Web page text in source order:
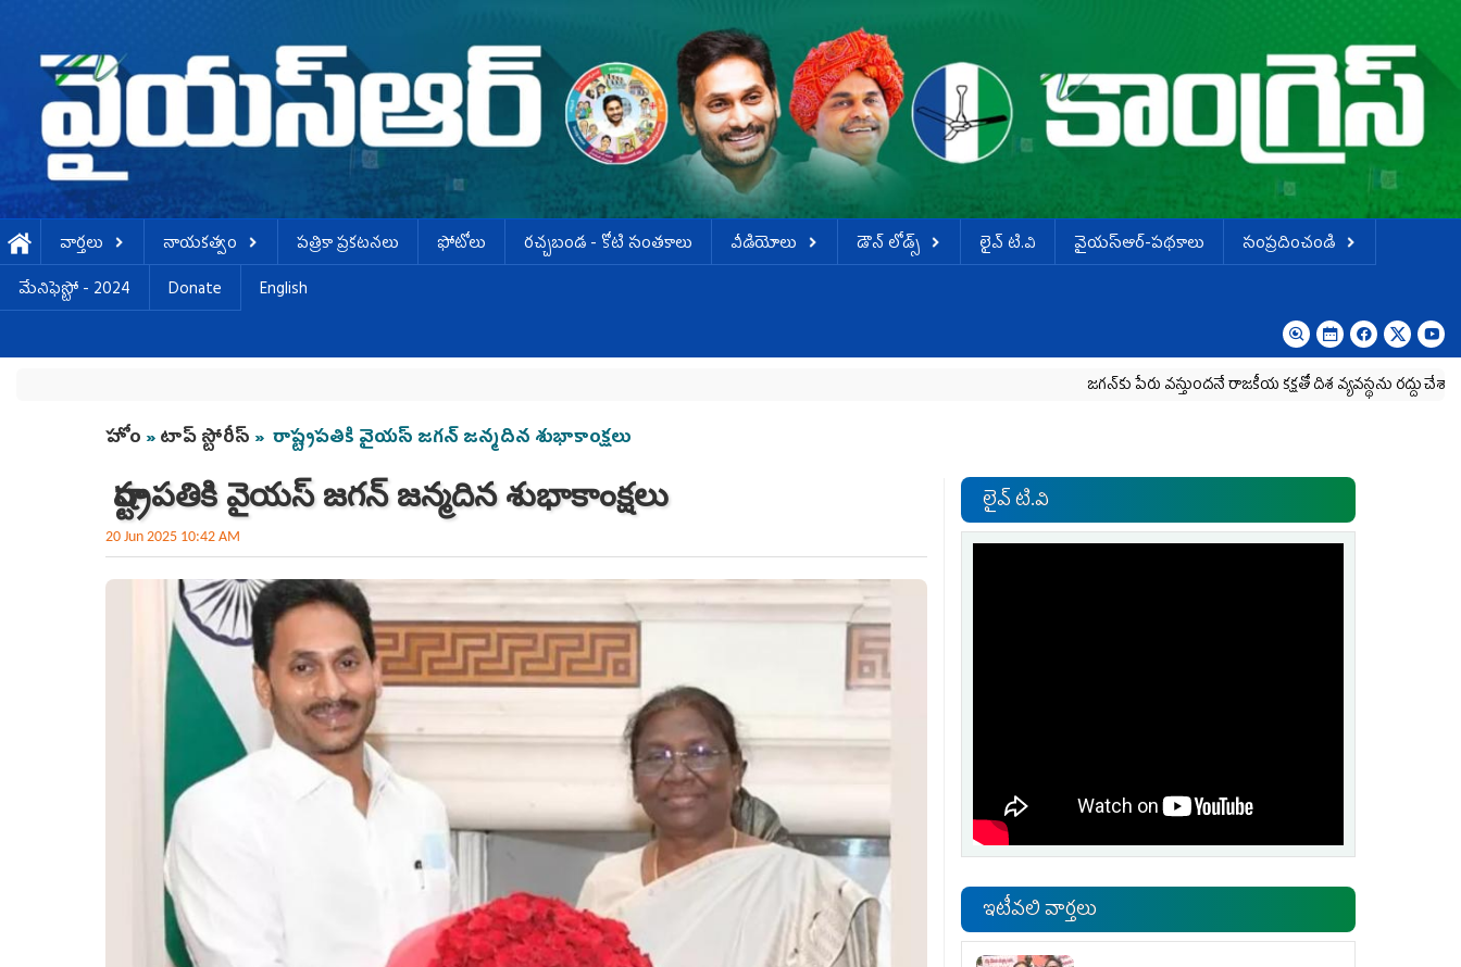
వార్తలు నాయకత్వం పత్రికా ప్రకటనలు ఫోటోలు ర‌చ్చ‌బండ‌ - కోటి సంత‌కాలు వీడియోలు డౌన్ లోడ్స్ లైవ్ టి.వి వైయస్ఆర్-పథకాలు
సంప్రదించండి
మేనిఫెస్టో - 2024
Donate English
జగన్‌కు పేరు వస్తుందనే రాజకీయ కక్షతో దిశ వ్య‌వ‌స్థ‌ను రద్దు చేశారు
You are here
హోం »టాప్ స్టోరీస్ » రాష్ట్రపతికి వైయ‌స్‌ జగన్‌ జన్మదిన శుభాకాంక్షలు
రాష్ట్రపతికి వైయ‌స్‌ జగన్‌ జన్మదిన శుభాకాంక్షలు
20 Jun 2025 10:42 AM
లైవ్ టి.వి
ఇటీవలి వార్తలు